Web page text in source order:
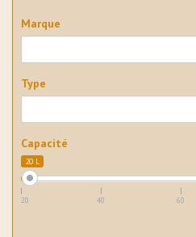
Marque
Type
Capacité
20 L
20 40 60